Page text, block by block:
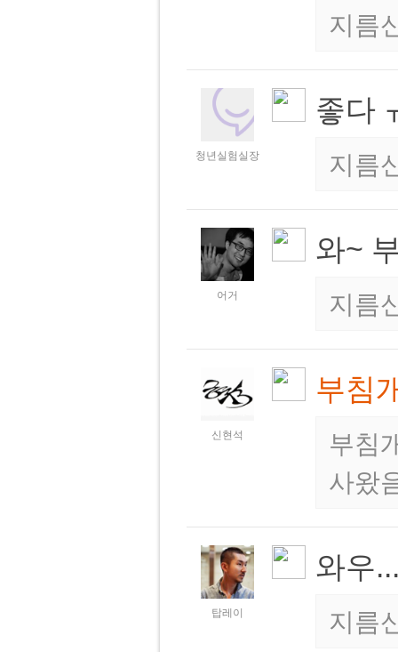
지름
청년실험실장
좋다
지름
어거
와~
지름
신현석
부침
부침
사왔
탑레이
와우
지름